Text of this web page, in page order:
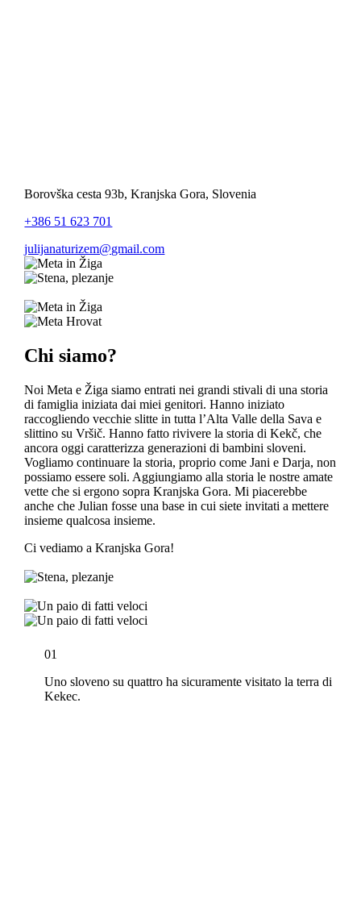
Borovška cesta 93b, Kranjska Gora, Slovenia
+386 51 623 701
julijanaturizem@gmail.com
Chi siamo?
Noi Meta e Žiga siamo entrati nei grandi stivali di una storia
di famiglia iniziata dai miei genitori. Hanno iniziato
raccogliendo vecchie slitte in tutta l’Alta Valle della Sava e
slittino su Vršič. Hanno fatto rivivere la storia di Kekč, che
ancora oggi caratterizza generazioni di bambini sloveni.
Vogliamo continuare la storia, proprio come Jani e Darja, non
possiamo essere soli. Aggiungiamo alla storia le nostre amate
vette che si ergono sopra Kranjska Gora. Mi piacerebbe
anche che Julian fosse una base in cui siete invitati a mettere
insieme qualcosa insieme.
Ci vediamo a Kranjska Gora!
01
Uno sloveno su quattro ha sicuramente visitato la terra di
Kekec.